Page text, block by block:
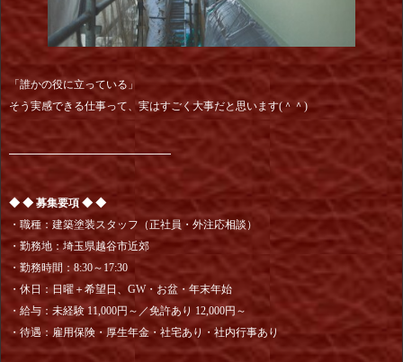
「誰かの役に立っている」
そう実感できる仕事って、実はすごく大事だと思います(＾＾)
━━━━━━━━━━━━━━━
◆ ◆ 募集要項 ◆ ◆
・職種：建築塗装スタッフ（正社員・外注応相談）
・勤務地：埼玉県越谷市近郊
・勤務時間：8:30～17:30
・休日：日曜＋希望日、GW・お盆・年末年始
・給与：未経験 11,000円～／免許あり 12,000円～
・待遇：雇用保険・厚生年金・社宅あり・社内行事あり